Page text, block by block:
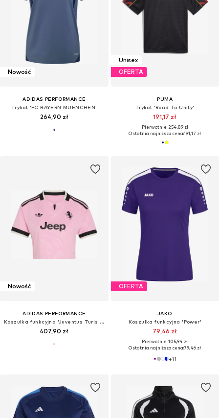
Nowość
ADIDAS PERFORMANCE
Trykot 'FC BAYERN MUENCHEN'
264,90 zł
Unisex
OFERTA
PUMA
Trykot 'Road To Unity'
191,17 zł
Pierwotnie: 254,89 zł
Ostatnia najniższa cena:191,17 zł
Nowość
ADIDAS PERFORMANCE
Koszulka funkcyjna 'Juventus Turis 26-27'
407,90 zł
OFERTA
JAKO
Koszulka funkcyjna 'Power'
79,46 zł
Pierwotnie: 105,94 zł
Ostatnia najniższa cena:79,46 zł
+11